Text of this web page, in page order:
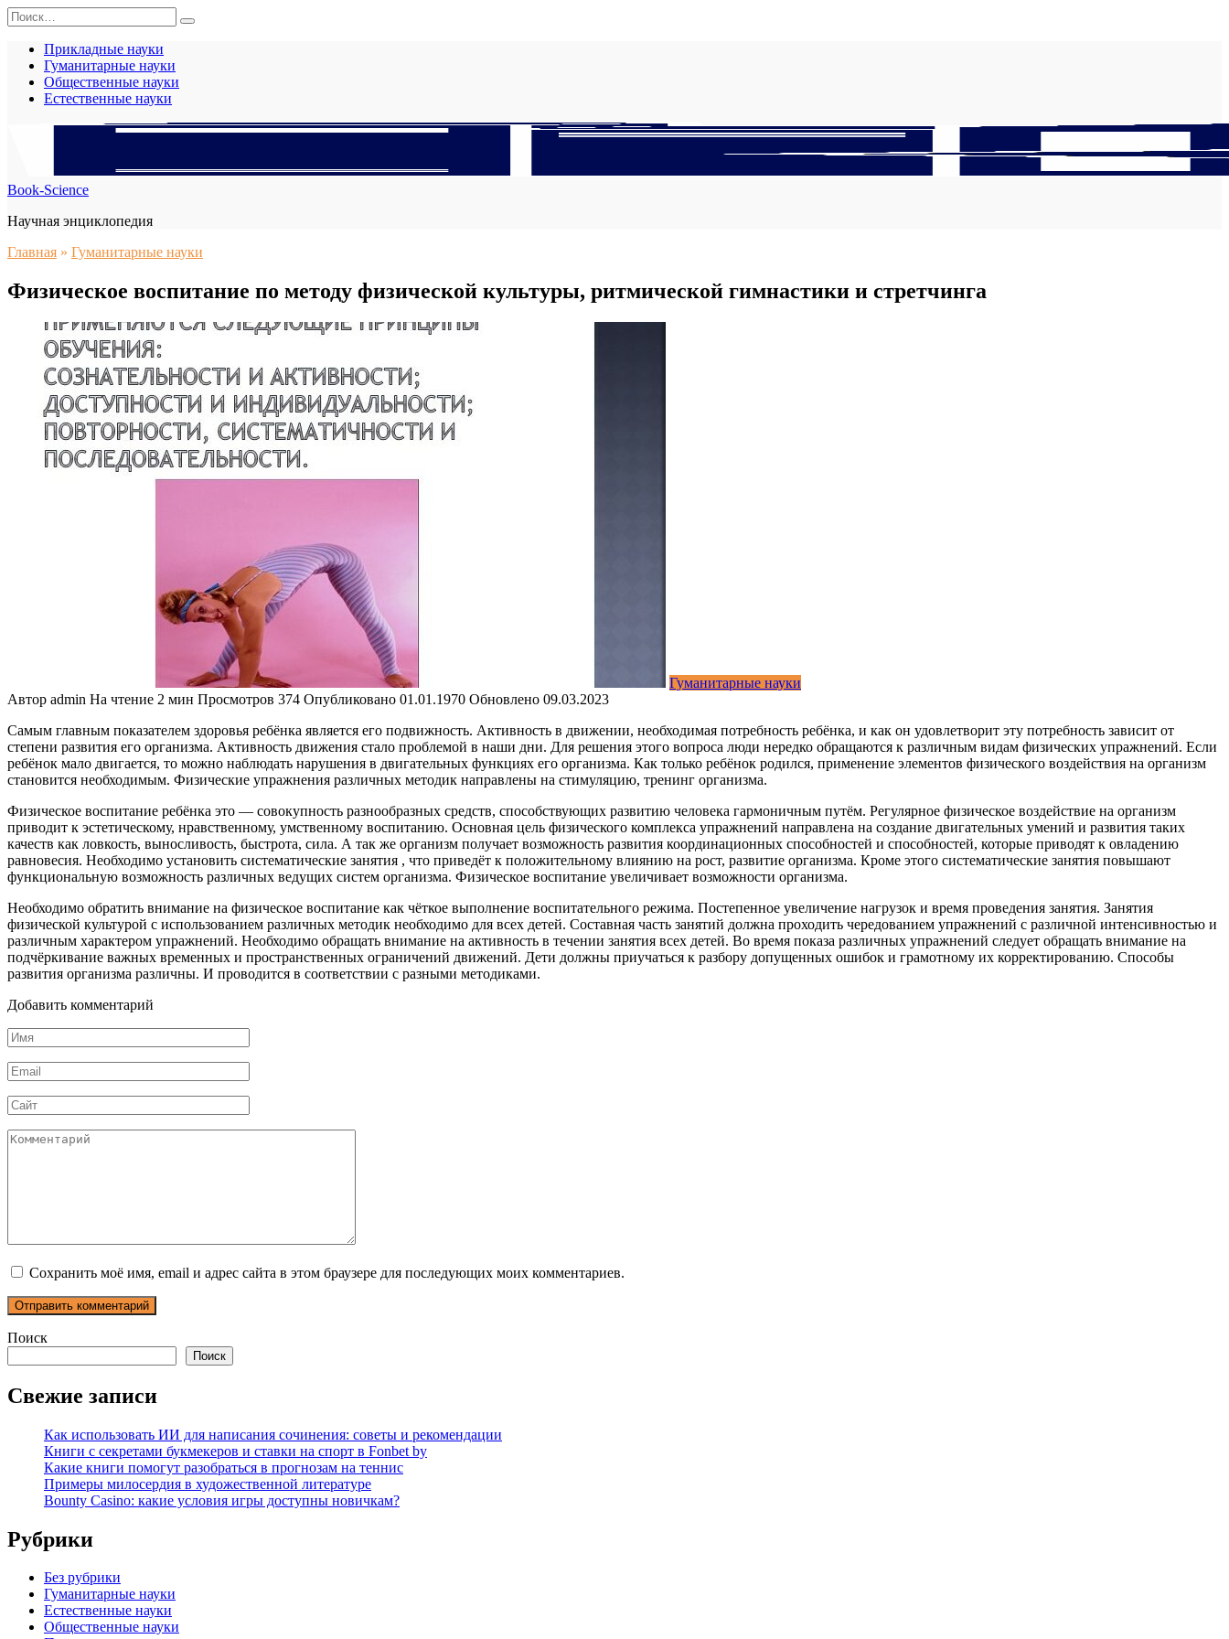
Перейти
к
содержанию
Search
for:
Прикладные науки
Гуманитарные науки
Общественные науки
Естественные науки
Book-Science
Научная энциклопедия
Главная » Гуманитарные науки
Физическое воспитание по методу физической культуры, ритмической гимнастики и стретчинга
Гуманитарные науки
Автор admin На чтение 2 мин Просмотров 374 Опубликовано 01.01.1970 Обновлено 09.03.2023
Самым главным показателем здоровья ребёнка является его подвижность. Ак­тивность в движении, необходимая потребность ребёнка, и как он удовлетворит эту потребность зависит от
степени развития его организма. Активность движения стало проблемой в наши дни. Для решения этого вопроса люди нередко обращают­ся к различным видам физических упражнений. Если
ребёнок мало двигается, то можно наблюдать нарушения в двигательных функциях его организма. Как только ребёнок родился, применение элементов физического воздействия на организм
становится необходимым. Физические упражнения различных методик направле­ны на стимуляцию, тренинг организма.
Физическое воспитание ребёнка это — совокупность разнообразных средств, способствующих развитию человека гармоничным путём. Регулярное физическое воздействие на организм
приводит к эстетическому, нравственному, умственному воспитанию. Основная цель физического комплекса упражнений направлена на создание двигательных умений и развития таких
качеств как ловкость, выносли­вость, быстрота, сила. А так же организм получает возможность развития коорди­национных способностей и способностей, которые приводят к овладению
равно­весия. Необходимо установить систематические занятия , что приведёт к положи­тельному влиянию на рост, развитие организма. Кроме этого систематические за­нятия повышают
функциональную возможность различных ведущих систем орга­низма. Физическое воспитание увеличивает возможности организма.
Необходимо обратить внимание на физическое воспитание как чёткое выпол­нение воспитательного режима. Постепенное увеличение нагрузок и время прове­дения занятия. Занятия
физической культурой с использованием различных мето­дик необходимо для всех детей. Составная часть занятий должна проходить чере­дованием упражнений с различной интенсивностью и
различным характером уп­ражнений. Необходимо обращать внимание на активность в течении занятия всех детей. Во время показа различных упражнений следует обращать внимание на
подчёркивание важных временных и пространственных ограничений движений. Дети должны приучаться к разбору допущенных ошибок и грамотному их корректированию. Способы
развития организма различны. И проводится в соответствии с разными методиками.
Добавить комментарий
Имя
*
Email
*
Сайт
Комментарий
Сохранить моё имя, email и адрес сайта в этом браузере для последующих моих комментариев.
Поиск
Поиск
Свежие записи
Как использовать ИИ для написания сочинения: советы и рекомендации
Книги с секретами букмекеров и ставки на спорт в Fonbet by
Какие книги помогут разобраться в прогнозам на теннис
Примеры милосердия в художественной литературе
Bounty Casino: какие условия игры доступны новичкам?
Рубрики
Без рубрики
Гуманитарные науки
Естественные науки
Общественные науки